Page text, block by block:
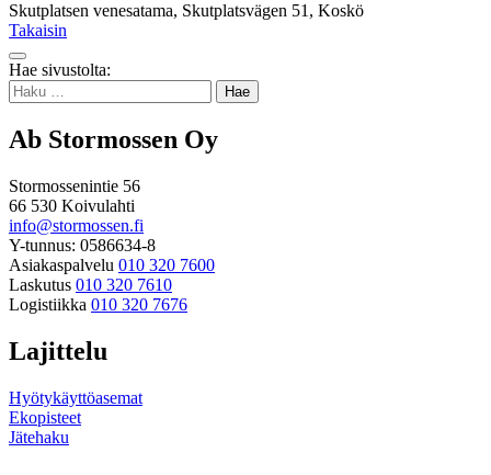
Skutplatsen venesatama, Skutplatsvägen 51, Koskö
Takaisin
Takaisin
ylös
Hae sivustolta:
Haku:
Ab Stormossen Oy
Stormossenintie 56
66 530 Koivulahti
info@stormossen.fi
Y-tunnus: 0586634-8
Asiakaspalvelu 010 320 7600
Laskutus 010 320 7610
Logistiikka 010 320 7676
Lajittelu
Hyötykäyttöasemat
Ekopisteet
Jätehaku